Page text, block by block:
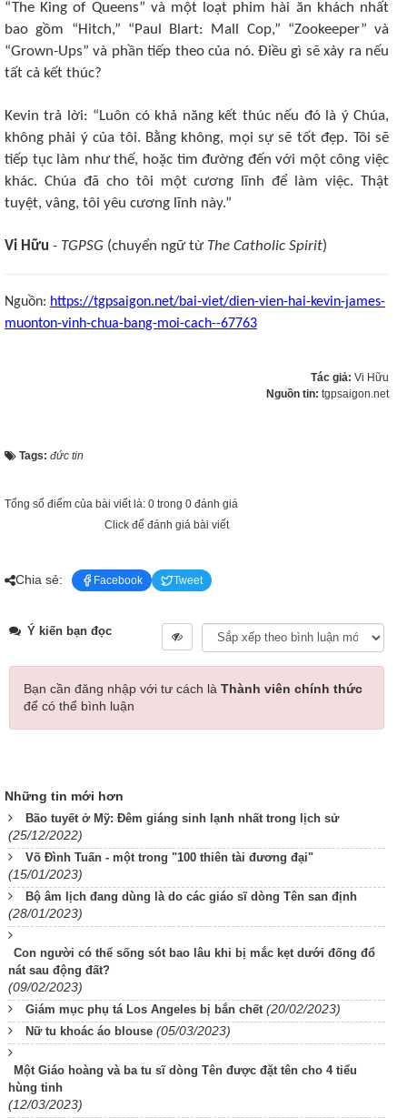
“The King of Queens” và một loạt phim hài ăn khách nhất
bao gồm “Hitch,” “Paul Blart: Mall Cop,” “Zookeeper” và
“Grown-Ups” và phần tiếp theo của nó. Điều gì sẽ xảy ra nếu
tất cả kết thúc?
Kevin trả lời: “Luôn có khả năng kết thúc nếu đó là ý Chúa,
không phải ý của tôi. Bằng không, mọi sự sẽ tốt đẹp. Tôi sẽ
tiếp tục làm như thế, hoặc tìm đường đến với một công việc
khác. Chúa đã cho tôi một cương lĩnh để làm việc. Thật
tuyệt, vâng, tôi yêu cương lĩnh này.”
Vi Hữu - TGPSG (chuyển ngữ từ The Catholic Spirit)
Nguồn: https://tgpsaigon.net/bai-viet/dien-vien-hai-kevin-james-
muonton-vinh-chua-bang-moi-cach--67763
Tác giả: Vi Hữu
Nguồn tin: tgpsaigon.net
Tags: đức tin
Tổng số điểm của bài viết là: 0 trong 0 đánh giá
Click để đánh giá bài viết
Chia sẻ: Facebook Tweet
Ý kiến bạn đọc
Bạn cần đăng nhập với tư cách là Thành viên chính thức
để có thể bình luận
Những tin mới hơn
Bão tuyết ở Mỹ: Đêm giáng sinh lạnh nhất trong lịch sử
(25/12/2022)
Võ Đình Tuấn - một trong "100 thiên tài đương đại"
(15/01/2023)
Bộ âm lịch đang dùng là do các giáo sĩ dòng Tên san định
(28/01/2023)
Con người có thể sống sót bao lâu khi bị mắc kẹt dưới đống đổ
nát sau động đất?
(09/02/2023)
Giám mục phụ tá Los Angeles bị bắn chết (20/02/2023)
Nữ tu khoác áo blouse (05/03/2023)
Một Giáo hoàng và ba tu sĩ dòng Tên được đặt tên cho 4 tiểu
hùng tinh
(12/03/2023)